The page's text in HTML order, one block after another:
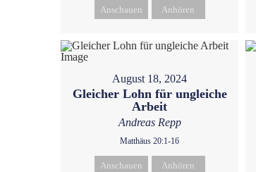
Anschauen Anhören
August 18, 2024
Gleicher Lohn für ungleiche
Arbeit
Andreas Repp
Matthäus 20:1-16
Anschauen Anhören